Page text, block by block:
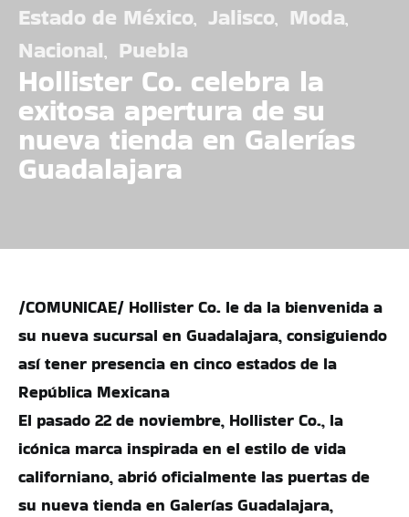
Estado de México Jalisco Moda
Nacional Puebla
Hollister Co. celebra la
exitosa apertura de su
nueva tienda en Galerías
Guadalajara
/COMUNICAE/ Hollister Co. le da la bienvenida a
su nueva sucursal en Guadalajara, consiguiendo
así tener presencia en cinco estados de la
República Mexicana
El pasado 22 de noviembre, Hollister Co., la
icónica marca inspirada en el estilo de vida
californiano, abrió oficialmente las puertas de
su nueva tienda en Galerías Guadalajara,